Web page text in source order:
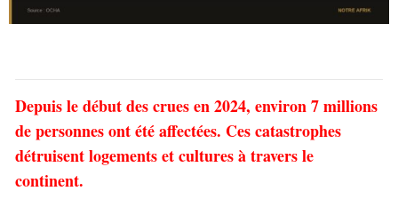
Depuis le début des crues en 2024, environ 7 millions
de personnes ont été affectées. Ces catastrophes
détruisent logements et cultures à travers le
continent.